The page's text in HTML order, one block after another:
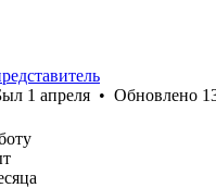
1 апреля • Обновлено